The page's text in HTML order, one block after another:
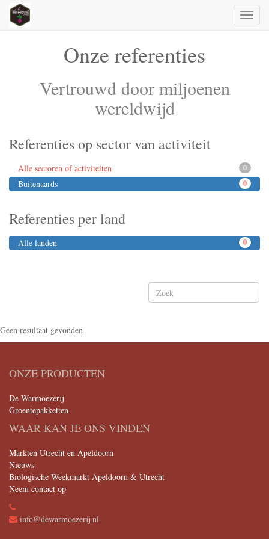
Toggle
Onze referenties
Vertrouwd door miljoenen
wereldwijd
Referenties op sector van activiteit
0
Alle sectoren of activiteiten
0
Buitenaards
Referenties per land
0
Alle landen
Geen resultaat gevonden
ONZE PRODUCTEN
De Warmoezerij
Groentepakketten
WAAR KAN JE ONS VINDEN
Markten Utrecht en Apeldoorn
Nieuws
Biologische Weekmarkt Apeldoorn & Utrecht
Neem contact op
info@dewarmoezerij.nl